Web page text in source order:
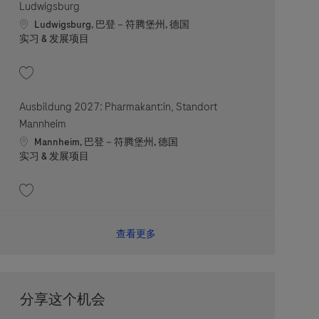
Ludwigsburg
Location
Ludwigsburg, 巴登－符腾堡州, 德国
职位类别
实习 & 发展项目
Ausbildung 2027: Pharmakant:in, Standort
Mannheim
Location
Mannheim, 巴登－符腾堡州, 德国
职位类别
实习 & 发展项目
查看更多
分享这个机会